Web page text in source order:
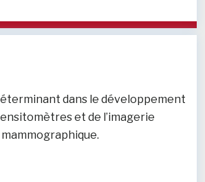
dans le développement
et de l’imagerie
mammographique.